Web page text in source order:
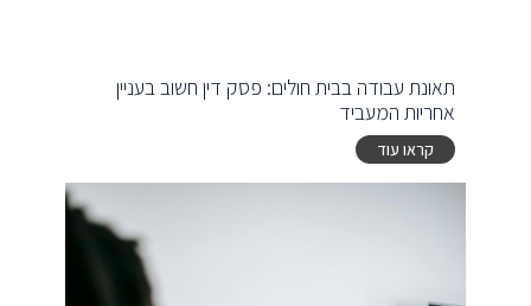
תאונת עבודה בבית חולים: פסק דין חשוב בעניין
אחריות המעביד
קראו עוד